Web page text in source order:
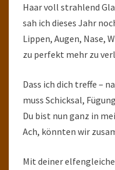
Haar voll strahlend
sah ich dieses Jahr
Lippen, Augen, Nase,
zu perfekt mehr zu
Dass ich dich treffe –
muss Schicksal,
Du bist nun ganz in
Ach, könnten wir
Mit deiner